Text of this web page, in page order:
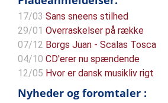
17/03 Sans sneens stilhed
29/01 Overraskelser på række
07/12 Borgs Juan - Scalas Tosca
04/10 CD'erer nu spændende
12/05 Hvor er dansk musikliv rigt
Nyheder og foromtaler :